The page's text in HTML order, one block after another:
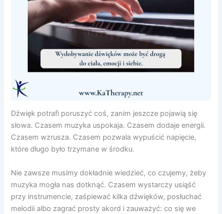
Dźwięk potrafi poruszyć coś, zanim jeszcze pojawią się
słowa. Czasem muzyka uspokaja. Czasem dodaje energii.
Czasem wzrusza. Czasem pozwala wypuścić napięcie,
które długo było trzymane w środku.
Nie zawsze musimy dokładnie wiedzieć, co czujemy, żeby
muzyka mogła nas dotknąć. Czasem wystarczy usiąść
przy instrumencie, zaśpiewać kilka dźwięków, posłuchać
melodii albo zagrać prosty akord i zauważyć: co się we